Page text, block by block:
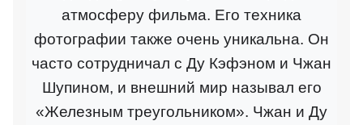
атмосферу фильма. Его техника
фотографии также очень уникальна. Он
часто сотрудничал с Ду Кэфэном и Чжан
Шупином, и внешний мир называл его
«Железным треугольником». Чжан и Ду